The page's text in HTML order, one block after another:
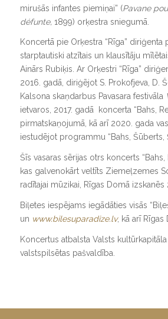
mirušās infantes piemiņai” (Pavane
défunte, 1899) orķestra sniegumā.
Koncertā pie Orķestra “Rīga” diriģenta
starptautiski atzītais un klausītāju
Ainārs Rubiķis. Ar Orķestri “Rīga”
2016. gadā, diriģējot S. Prokofjeva, D.
Kalsona skaņdarbus Pavasara festivāla
ietvaros, 2017. gadā koncerta “Bahs,
pirmatskaņojumā, kā arī 2020. gada
iestudējot programmu “Bahs, Šūberts,
Šīs vasaras sērijas otrs koncerts
kas galvenokārt veltīts Ziemeļzemes
radītajai mūzikai, Rīgas Domā izskanēs
Biļetes iespējams iegādāties visās
un www.bilesuparadize.lv, kā arī Rīgas
Koncertus atbalsta Valsts
valstspilsētas pašvaldība.